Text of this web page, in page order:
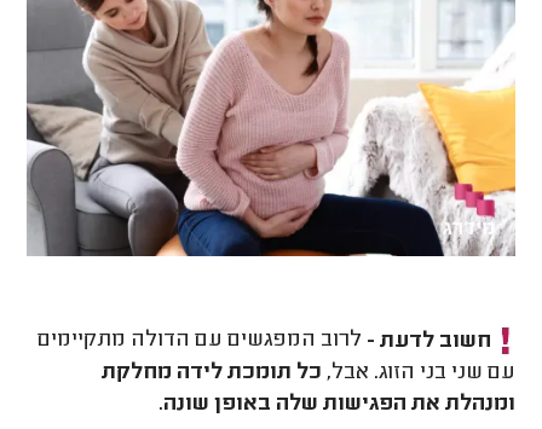
חשוב לדעת - לרוב המפגשים עם הדולה מתקיימים
עם שני בני הזוג. אבל, כל תומכת לידה מחלקת
ומנהלת את הפגישות שלה באופן שונה.